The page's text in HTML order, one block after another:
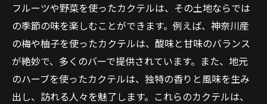
フルーツや野菜を使ったカクテルは、その土地ならでは
の季節の味を楽しむことができます。例えば、神奈川産
の梅や柚子を使ったカクテルは、酸味と甘味のバランス
が絶妙で、多くのバーで提供されています。また、地元
のハーブを使ったカクテルは、独特の香りと風味を生み
出し、訪れる人々を魅了します。これらのカクテルは、